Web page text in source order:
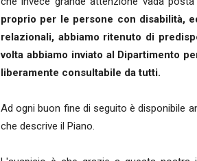
proprio per le persone con disabilità,
relazionali, abbiamo ritenuto di
volta abbiamo inviato al Dipartimento
liberamente consultabile da tutti.
Ad ogni buon fine di seguito è disponibile
che descrive il Piano.